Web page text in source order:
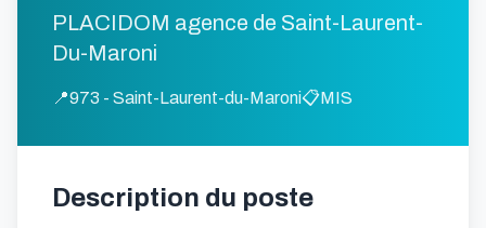
PLACIDOM agence de Saint-Laurent-
Du-Maroni
📍973 - Saint-Laurent-du-Maroni📋MIS
Description du poste